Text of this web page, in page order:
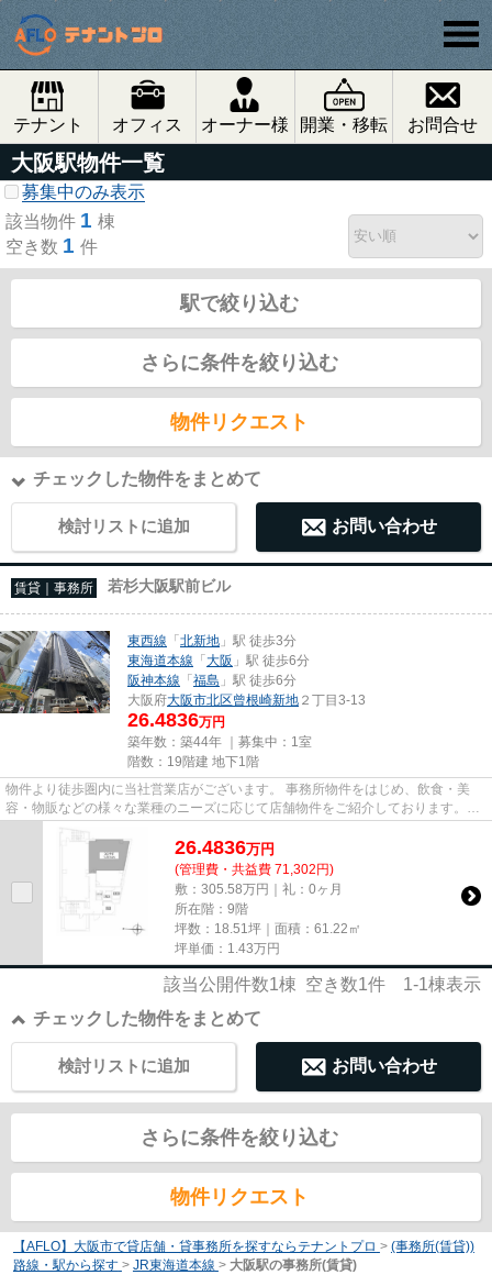
テナント オフィス オーナー様 開業・移転 お問合せ
大阪駅物件一覧
募集中のみ表示
該当物件 1 棟
空き数 1 件
駅で絞り込む
さらに条件を絞り込む
物件リクエスト
チェックした物件をまとめて
検討リストに追加 お問い合わせ
賃貸｜事務所 若杉大阪駅前ビル
東西線 「北新地 」駅 徒歩3分
東海道本線 「大阪 」駅 徒歩6分
阪神本線 「福島 」駅 徒歩6分
大阪府大阪市北区曾根崎新地 ２丁目3-13
26.4836万円
築年数：築44年 ｜募集中： 1室
階数：19階建 地下1階
物件より徒歩圏内に当社営業店がございます。 事務所物件をはじめ、飲食・美
容・物販などの様々な業種のニーズに応じて店舗物件をご紹介しております。
尚、弊社ではおとり広告は一切...
26.4836万円
(管理費・共益費 71,302円)
敷：305.58万円｜礼：0ヶ月
所在階：9階
坪数：18.51坪｜面積：61.22㎡
坪単価： 1.43万円
該当公開件数1棟 空き数1件 1-1棟表示
チェックした物件をまとめて
お問い合わせ
検討リストに追加
さらに条件を絞り込む
物件リクエスト
【AFLO】大阪市で貸店舗・貸事務所を探すならテナントプロ > (事務所(賃貸))
路線・駅から探す > JR東海道本線 > 大阪駅の事務所(賃貸)